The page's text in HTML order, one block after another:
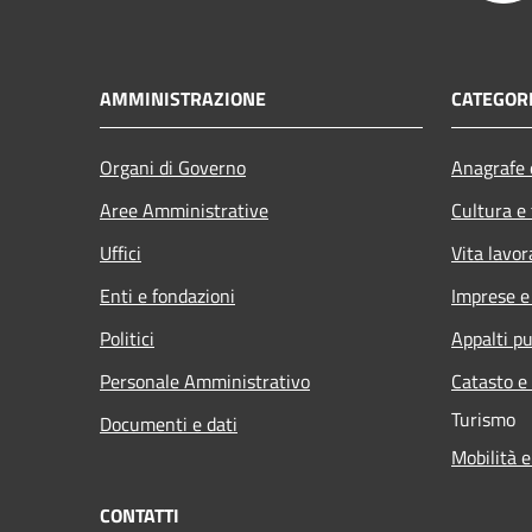
AMMINISTRAZIONE
Organi di Governo
Aree Amministrative
Uffici
Enti e fondazioni
Politici
Personale Amministrativo
Documenti e dati
Cultura
Vita
Imprese
Appalti
Catasto
Turismo
Mobilità
CONTATTI